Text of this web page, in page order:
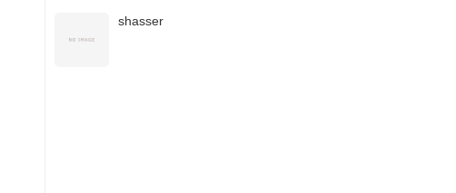
shasser